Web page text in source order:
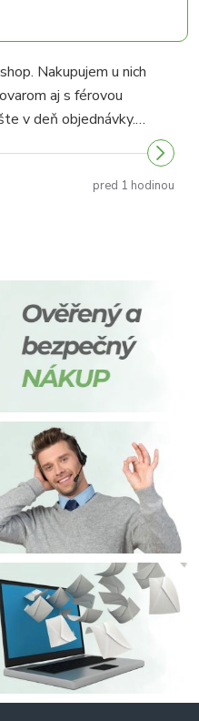
Nakupujem u nich
aj s férovou
v deň objednávky.
pred 1 hodinou